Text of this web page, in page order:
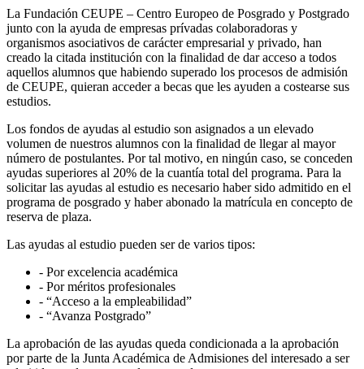
La Fundación CEUPE – Centro Europeo de Posgrado y Postgrado
junto con la ayuda de empresas prívadas colaboradoras y
organismos asociativos de carácter empresarial y privado, han
creado la citada institución con la finalidad de dar acceso a todos
aquellos alumnos que habiendo superado los procesos de admisión
de CEUPE, quieran acceder a becas que les ayuden a costearse sus
estudios.
Los fondos de ayudas al estudio son asignados a un elevado
volumen de nuestros alumnos con la finalidad de llegar al mayor
número de postulantes. Por tal motivo, en ningún caso, se conceden
ayudas superiores al 20% de la cuantía total del programa. Para la
solicitar las ayudas al estudio es necesario haber sido admitido en el
programa de posgrado y haber abonado la matrícula en concepto de
reserva de plaza.
Las ayudas al estudio pueden ser de varios tipos:
- Por excelencia académica
- Por méritos profesionales
- “Acceso a la empleabilidad”
- “Avanza Postgrado”
La aprobación de las ayudas queda condicionada a la aprobación
por parte de la Junta Académica de Admisiones del interesado a ser